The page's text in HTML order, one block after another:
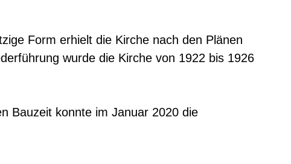
Form erhielt die Kirche nach den Plänen
wurde die Kirche von 1922 bis 1926
Bauzeit konnte im Januar 2020 die